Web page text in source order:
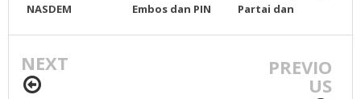
NASDEM
Embos dan PIN
Partai dan
partai
NEXT PREVIO
US